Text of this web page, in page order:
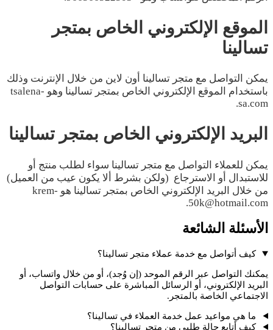
الموقع الإلكتروني الخاص بمتجر
تسالينا
يمكن التواصل مع متجر تسالينا أون لاين من خلال الإنترنت وذلك
باستخدام الموقع الإلكتروني الخاص بمتجر تسالينا وهو tsalena-
sa.com.
البريد الإلكتروني الخاص بمتجر تسالينا
يمكن للعملاء التواصل مع متجر تسالينا سواء لطلب منتج أو
للاستبدال أو الاسترجاع (ولكن بشرط ألا يكون عيب من العميل)
من خلال البريد الإلكتروني الخاص بمتجر تسالينا هو krem-
50k@hotmail.com.
الأسئلة الشائعة
كيف أتواصل مع خدمة عملاء متجر تسالينا؟
يمكنك التواصل عبر الرقم الموحد (إن وُجد)، أو من خلال واتساب، أو
البريد الإلكتروني، أو الرسائل المباشرة على حسابات التواصل
الاجتماعي الخاصة بالمتجر.
ما هي مواعيد عمل خدمة العملاء في تسالينا؟
كيف أتابع حالة طلبي من متجر تسالينا؟